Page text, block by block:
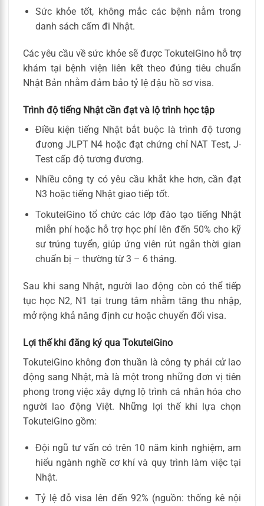
Sức khỏe tốt, không mắc các bệnh nằm trong
danh sách cấm đi Nhật.
Các yêu cầu về sức khỏe sẽ được TokuteiGino hỗ trợ
khám tại bệnh viện liên kết theo đúng tiêu chuẩn
Nhật Bản nhằm đảm bảo tỷ lệ đậu hồ sơ visa.
Trình độ tiếng Nhật cần đạt và lộ trình học tập
Điều kiện tiếng Nhật bắt buộc là trình độ tương
đương JLPT N4 hoặc đạt chứng chỉ NAT Test, J-
Test cấp độ tương đương.
Nhiều công ty có yêu cầu khắt khe hơn, cần đạt
N3 hoặc tiếng Nhật giao tiếp tốt.
TokuteiGino tổ chức các lớp đào tạo tiếng Nhật
miễn phí hoặc hỗ trợ học phí lên đến 50% cho kỹ
sư trúng tuyển, giúp ứng viên rút ngắn thời gian
chuẩn bị – thường từ 3 – 6 tháng.
Sau khi sang Nhật, người lao động còn có thể tiếp
tục học N2, N1 tại trung tâm nhằm tăng thu nhập,
mở rộng khả năng định cư hoặc chuyển đổi visa.
Lợi thế khi đăng ký qua TokuteiGino
TokuteiGino không đơn thuần là công ty phái cử lao
động sang Nhật, mà là một trong những đơn vị tiên
phong trong việc xây dựng lộ trình cá nhân hóa cho
người lao động Việt. Những lợi thế khi lựa chọn
TokuteiGino gồm:
Đội ngũ tư vấn có trên 10 năm kinh nghiệm, am
hiểu ngành nghề cơ khí và quy trình làm việc tại
Nhật.
Tỷ lệ đỗ visa lên đến 92% (nguồn: thống kê nội